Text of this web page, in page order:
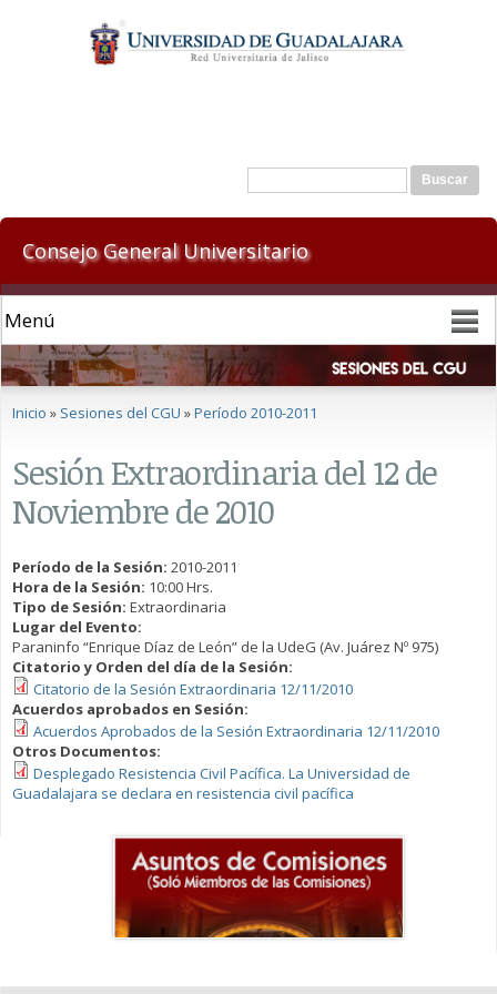
contenido
principal
Formulario de búsqueda
Buscar
Consejo General Universitario
Se encuentra usted aquí
Inicio » Sesiones del CGU »Período 2010-2011
Sesión Extraordinaria del 12 de
Noviembre de 2010
Período de la Sesión: 2010-2011
Hora de la Sesión: 10:00 Hrs.
Tipo de Sesión: Extraordinaria
Lugar del Evento:
Paraninfo “Enrique Díaz de León” de la UdeG (Av. Juárez Nº 975)
Citatorio y Orden del día de la Sesión:
Citatorio de la Sesión Extraordinaria 12/11/2010
Acuerdos aprobados en Sesión:
Acuerdos Aprobados de la Sesión Extraordinaria 12/11/2010
Otros Documentos:
Desplegado Resistencia Civil Pacífica. La Universidad de
Guadalajara se declara en resistencia civil pacífica